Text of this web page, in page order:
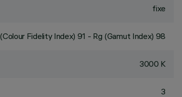
fixe
Fidelity Index) 91 - Rg (Gamut Index) 98
3000 K
3